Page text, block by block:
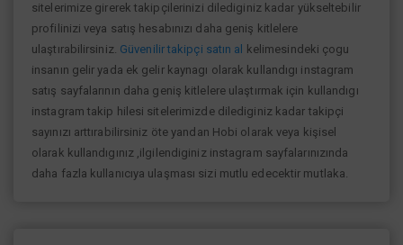
sitelerimize girerek takipçilerinizi dilediginiz kadar yükseltebilir
profilinizi veya satış hesabınızı daha geniş kitlelere
ulaştırabilirsiniz. Güvenilir takipçi satın al
kelimesindeki çogu
insanın gelir yada ek gelir kaynagı olarak kullandıgı instagram
satış sayfalarının daha geniş kitlelere ulaştırmak için kullandıgı
instagram takip hilesi sitelerimizde dilediginiz kadar takipçi
sayınızı arttırabilirsiniz öte yandan Hobi olarak veya kişisel
olarak kullandıgınız ,ilgilendiginiz instagram sayfalarınızında
daha fazla kullanıcıya ulaşması sizi mutlu edecektir mutlaka.